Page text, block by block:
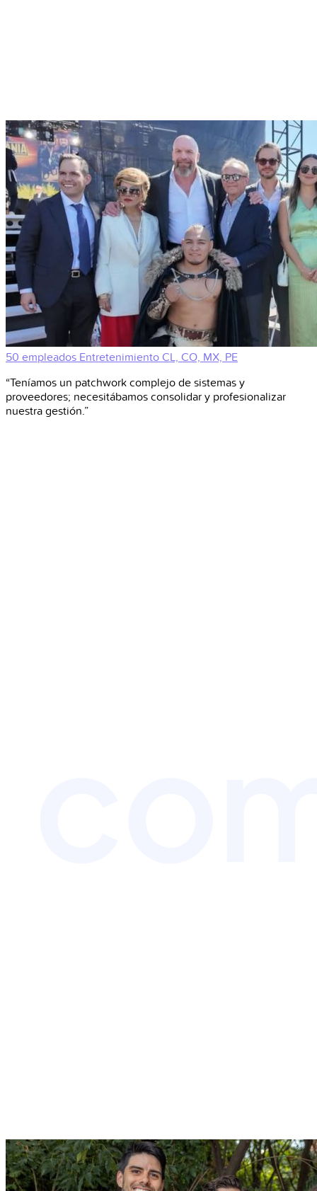
50 empleados Entretenimiento CL, CO, MX, PE
“Teníamos un patchwork complejo de sistemas y
proveedores; necesitábamos consolidar y profesionalizar
nuestra gestión.”